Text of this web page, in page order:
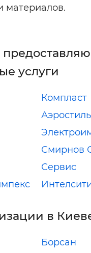
материалов.
услуги
Компласт
Аэростиль
Смирнов
Сервис
в
Борсан